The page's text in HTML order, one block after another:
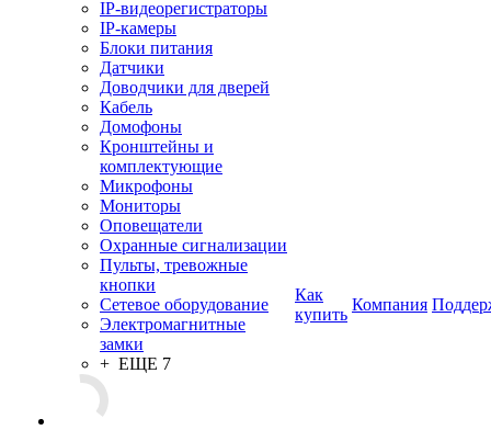
IP-видеорегистраторы
IP-камеры
Блоки питания
Датчики
Доводчики для дверей
Кабель
Домофоны
Кронштейны и
комплектующие
Микрофоны
Мониторы
Оповещатели
Охранные сигнализации
Пульты, тревожные
кнопки
Сетевое оборудование
Электромагнитные
замки
+ ЕЩЕ 7
Как
купить
Компания